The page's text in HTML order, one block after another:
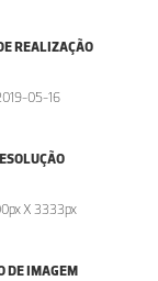
REALIZAÇÃO
05-16
X 3333px
DE IMAGEM